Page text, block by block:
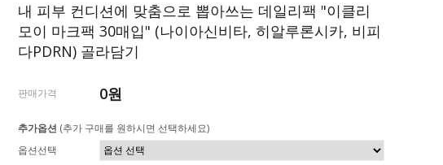
내 피부 컨디션에 맞춤으로 뽑아쓰는 데일리팩 "이클리
모이 마크팩 30매입" (나이아신비타, 히알루론시카, 비피
다PDRN) 골라담기
판매가격 0원
추가옵션 (추가 구매를 원하시면 선택하세요)
옵션선택